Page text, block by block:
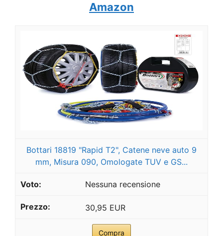
Amazon
Bottari 18819 "Rapid T2", Catene neve auto 9
mm, Misura 090, Omologate TUV e GS...
Nessuna recensione
30,95 EUR
Compra